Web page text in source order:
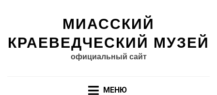
МИАССКИЙ
КРАЕВЕДЧЕСКИЙ МУЗЕЙ
официальный сайт
МЕНЮ